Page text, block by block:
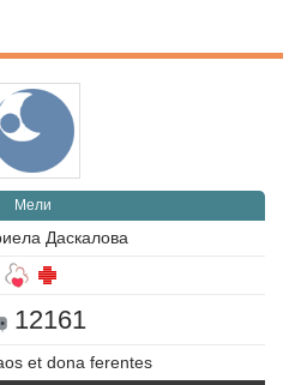
Мели
Даскалова
12161
et dona ferentes